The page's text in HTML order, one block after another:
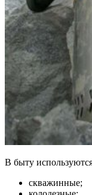
В быту
скважинные;